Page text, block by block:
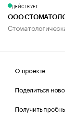
ДЕЙСТВУЕТ
ООО
О проекте
Поделиться
Получить